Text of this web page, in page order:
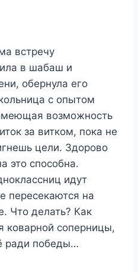
встречу
в шабаш и
обернула его
с опытом
возможность
за витком, пока не
цели. Здорово
это способна.
идут
пересекаются на
Что делать? Как
коварной соперницы,
ради победы…